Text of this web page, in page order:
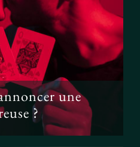
annoncer une
?
une
?